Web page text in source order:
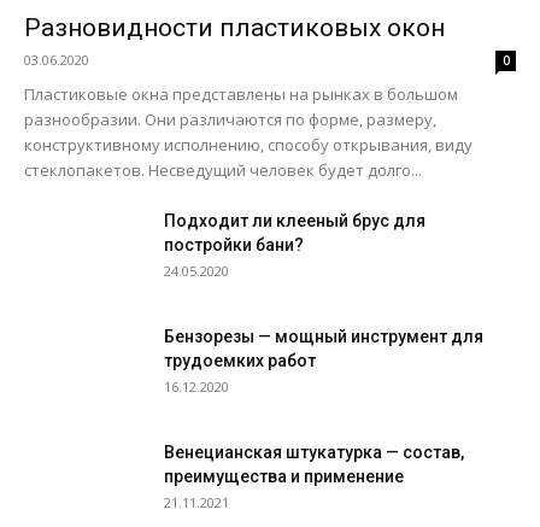
Разновидности пластиковых окон
03.06.2020 0
Пластиковые окна представлены на рынках в большом
разнообразии. Они различаются по форме, размеру,
конструктивному исполнению, способу открывания, виду
стеклопакетов. Несведущий человек будет долго...
Подходит ли клееный брус для
постройки бани?
24.05.2020
Бензорезы — мощный инструмент для
трудоемких работ
16.12.2020
Венецианская штукатурка — состав,
преимущества и применение
21.11.2021